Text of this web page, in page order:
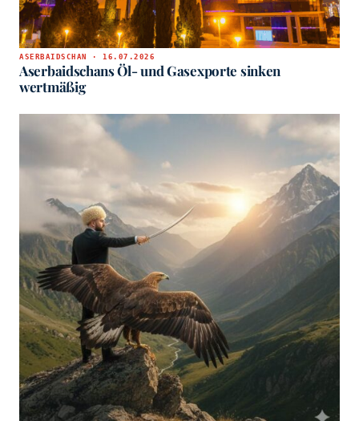
ASERBAIDSCHAN · 16.07.2026
Aserbaidschans Öl- und Gasexporte sinken
wertmäßig